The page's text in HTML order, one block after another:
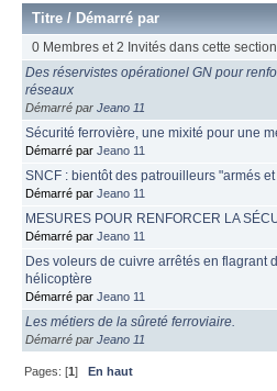
Titre / Démarré par
0 Membres et 2 Invités dans cette
Des réservistes opérationel GN pour
réseaux
Démarré par Jeano 11
Sécurité ferrovière, une mixité pour une
Démarré par Jeano 11
SNCF : bientôt des patrouilleurs "armés
Démarré par Jeano 11
MESURES POUR RENFORCER LA
Démarré par Jeano 11
Des voleurs de cuivre arrêtés en flagrant
hélicoptère
Démarré par Jeano 11
Les métiers de la sûreté ferroviaire.
Démarré par Jeano 11
Pages: [1]En haut